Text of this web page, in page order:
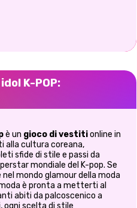
K-POP:
è un gioco di vestitionline in
alla cultura coreana,
sfide di stile e passi da
mondiale del K-pop. Se
mondo glamour della moda
è pronta a metterti al
abiti da palcoscenico a
ogni scelta di stile